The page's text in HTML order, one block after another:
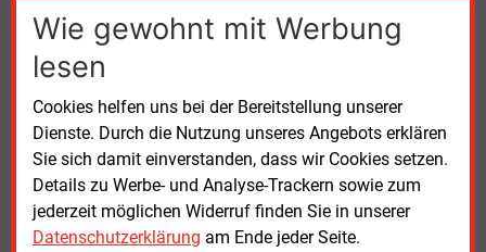
Wie gewohnt mit Werbung
lesen
Cookies helfen uns bei der Bereitstellung unserer
Dienste. Durch die Nutzung unseres Angebots erklären
Sie sich damit einverstanden, dass wir Cookies setzen.
Details zu Werbe- und Analyse-Trackern sowie zum
jederzeit möglichen Widerruf finden Sie in unserer
Datenschutzerklärung am Ende jeder Seite.
Monitors zwei Ammoniakterminals in Rostock und
Brunsbüttel im Betrieb.